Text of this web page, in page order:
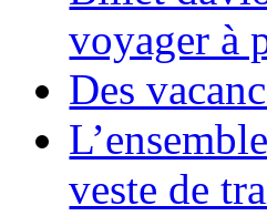
voyager à
Des
veste de